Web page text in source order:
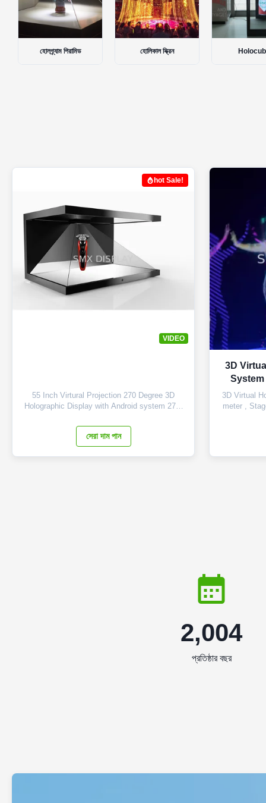
হোলিকাল স্ক্রিন Holocube 360 ডিগ্রী
hot Sale!
VIDEO
55 Inch Virtural Projection 270 Degree 3D
Holographic Display with Android system 270°
viewable from 3 sides. It allows you to
combine a physical object with 3D holographic
content. It is originally designed for smaller
সেরা দাম পান
3D
System
3D Virtual
meter ,
2,004
প্রতিষ্ঠার বছর